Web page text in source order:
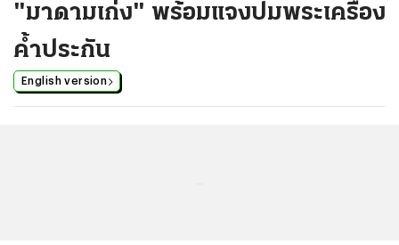
"มาดามเก่ง" พร้อมแจงปมพระเครื่อง
ค้ำประกัน
English version